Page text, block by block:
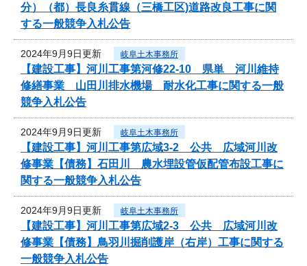
分）（都）長良糸貫線（三橋工区)道路改良工事に関
する一般競争入札公告
2024年9月9日更新 岐阜土木事務所
【建設工事】河川工事第河修22-10 県単 河川維持
修繕事業 山田川排水機場 耐水化工事に関する一般
競争入札公告
2024年9月9日更新 岐阜土木事務所
【建設工事】河川工事第広域3-2 公共 広域河川改
修事業【債務】石田川 農水埋設管仮配管布設工事に
関する一般競争入札公告
2024年9月9日更新 岐阜土木事務所
【建設工事】河川工事第広域2-3 公共 広域河川改
修事業【債務】鳥羽川掘削護岸（右岸）工事に関する
一般競争入札公告